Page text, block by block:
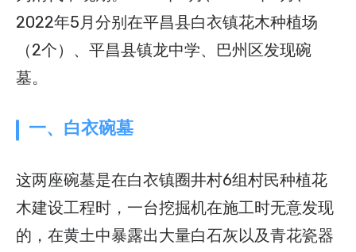
2022年5月分别在平昌县白衣镇花木种植场
（2个）、平昌县镇龙中学、巴州区发现碗
墓。
一、白衣碗墓
这两座碗墓是在白衣镇圈井村6组村民种植花
木建设工程时，一台挖掘机在施工时无意发现
的，在黄土中暴露出大量白石灰以及青花瓷器